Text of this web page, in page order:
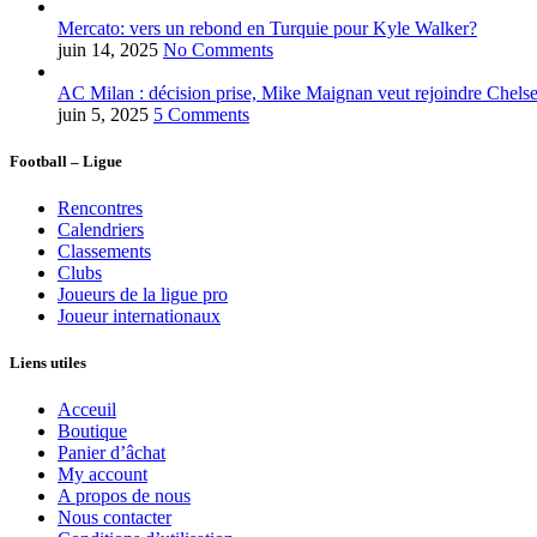
Mercato: vers un rebond en Turquie pour Kyle Walker?
juin 14, 2025 No Comments
AC Milan : décision prise, Mike Maignan veut rejoindre
juin 5, 2025 5 Comments
Football – Ligue
Rencontres
Calendriers
Classements
Clubs
Joueurs de la ligue pro
Joueur internationaux
Liens utiles
Acceuil
Boutique
Panier d’âchat
My account
A propos de nous
Nous contacter